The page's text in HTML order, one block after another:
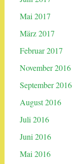
Mai 2017
März 2017
Februar 2017
November 2016
September 2016
August 2016
Juli 2016
Juni 2016
Mai 2016